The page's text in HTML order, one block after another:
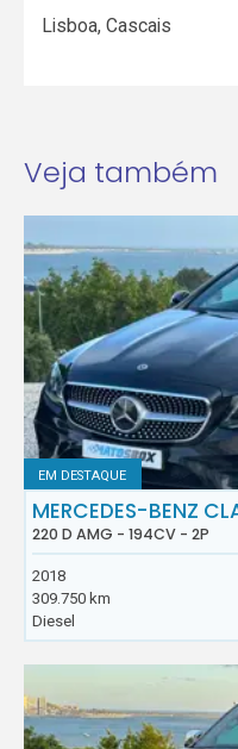
Lisboa,Cascais
Veja também
EM DESTAQUE
MERCEDES-BENZ
220 D AMG - 194CV - 2P
2018
309.750 km
Diesel